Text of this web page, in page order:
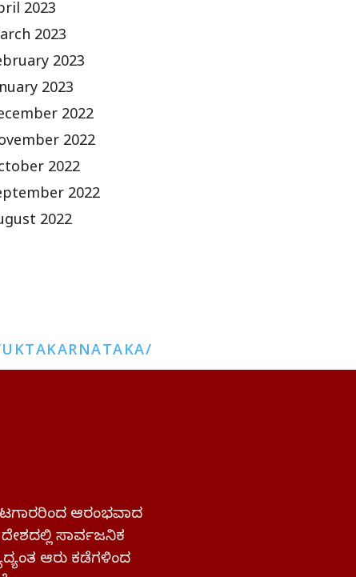
2023
2023
2023
2023
2022
2022
2022
2022
2022
ಆರಂಭವಾದ
ದೇಶದಲ್ಲಿ ಸಾರ್ವಜನಿಕ
ಆರು ಕಡೆಗಳಿಂದ